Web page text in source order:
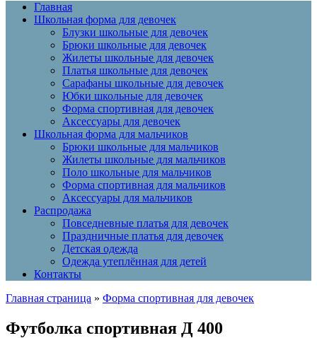
Главная
Школьная форма для девочек
Блузки школьные для девочек
Брюки школьные для девочек
Жилеты школьные для девочек
Платья школьные для девочек
Сарафаны школьные для девочек
Юбки школьные для девочек
Форма спортивная для девочек
Аксессуары для девочек
Школьная форма для мальчиков
Брюки школьные для мальчиков
Жилеты школьные для мальчиков
Поло школьные для мальчиков
Форма спортивная для мальчиков
Аксессуары для мальчиков
Распродажа
Повседневные платья для девочек
Праздничные платья для девочек
Детская одежда
Одежда утеплённая для детей
Контакты
Главная страница » Форма спортивная для девочек
Футболка спортивная Д 400